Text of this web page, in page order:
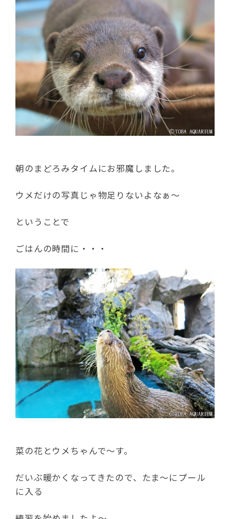
朝のまどろみタイムにお邪魔しました。
ウメだけの写真じゃ物足りないよなぁ～
ということで
ごはんの時間に・・・
菜の花とウメちゃんで～す。
だいぶ暖かくなってきたので、たま～にプール
に入る